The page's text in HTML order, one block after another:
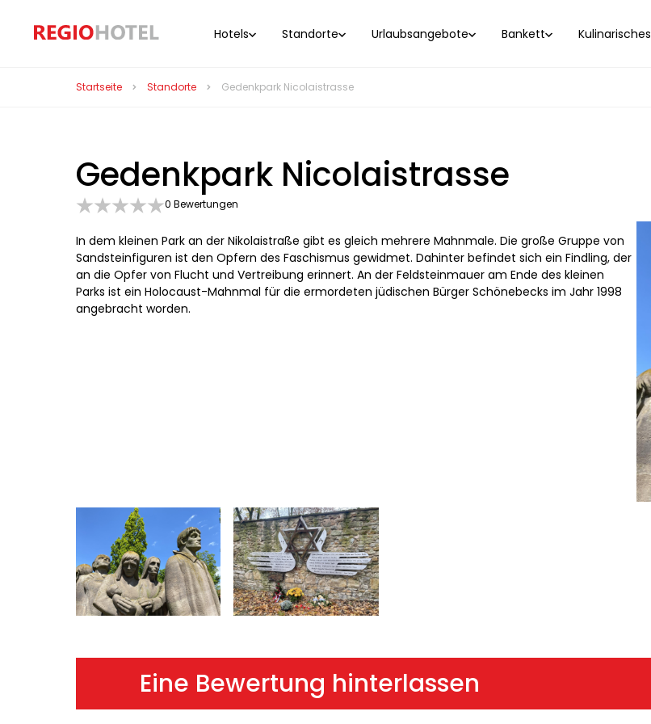
Hotels Standorte Urlaubsangebote Bankett Kulinarisches
Startseite Standorte Gedenkpark Nicolaistrasse
Gedenkpark Nicolaistrasse
0 Bewertungen
In dem kleinen Park an der Nikolaistraße gibt es gleich mehrere Mahnmale. Die große Gruppe von
Sandsteinfiguren ist den Opfern des Faschismus gewidmet. Dahinter befindet sich ein Findling, der
an die Opfer von Flucht und Vertreibung erinnert. An der Feldsteinmauer am Ende des kleinen
Parks ist ein Holocaust-Mahnmal für die ermordeten jüdischen Bürger Schönebecks im Jahr 1998
angebracht worden.
Eine Bewertung hinterlassen